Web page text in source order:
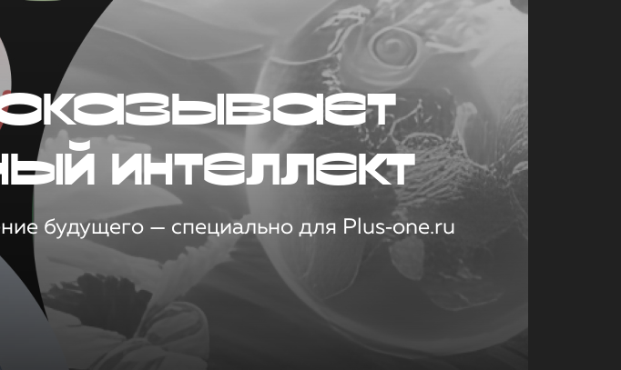
интеллект
будущего — специально для Plus‑one.ru